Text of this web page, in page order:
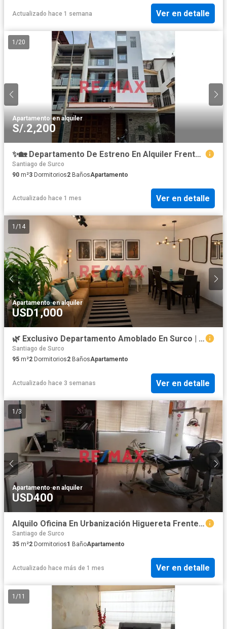
Actualizado hace 1 semana Ver en detalle
1 /20
Apartamento·en alquiler
S/.2,200
✨🏡 Departamento De Estreno En Alquiler Frente A Parque En Surco
Santiago de Surco
90 m²3 Dormitorios2 BañosApartamento
Actualizado hace 1 mes Ver en detalle
1 /14
Apartamento·en alquiler
USD1,000
🌿 Exclusivo Departamento Amoblado En Surco | Primer Piso + Terraza Privada + Cochera 🚗
Santiago de Surco
95 m²2 Dormitorios2 BañosApartamento
Actualizado hace 3 semanas Ver en detalle
1 /3
Apartamento·en alquiler
USD400
Alquilo Oficina En Urbanización Higuereta Frente A Cc Polvos Rodados Con Licencia Vigente Para Consultorio Dental
Santiago de Surco
35 m²2 Dormitorios1 BañoApartamento
Actualizado hace más de 1 mes Ver en detalle
1 /11